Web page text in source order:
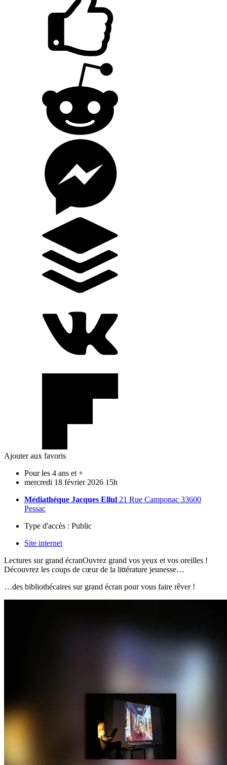
Ajouter aux favoris
Pour les 4 ans et +
mercredi 18 février 2026 15h
Médiathèque Jacques Ellul 21 Rue Camponac 33600
Pessac
Type d'accès : Public
Site internet
Lectures sur grand écranOuvrez grand vos yeux et vos oreilles !
Découvrez les coups de cœur de la littérature jeunesse…
…des bibliothécaires sur grand écran pour vous faire rêver !